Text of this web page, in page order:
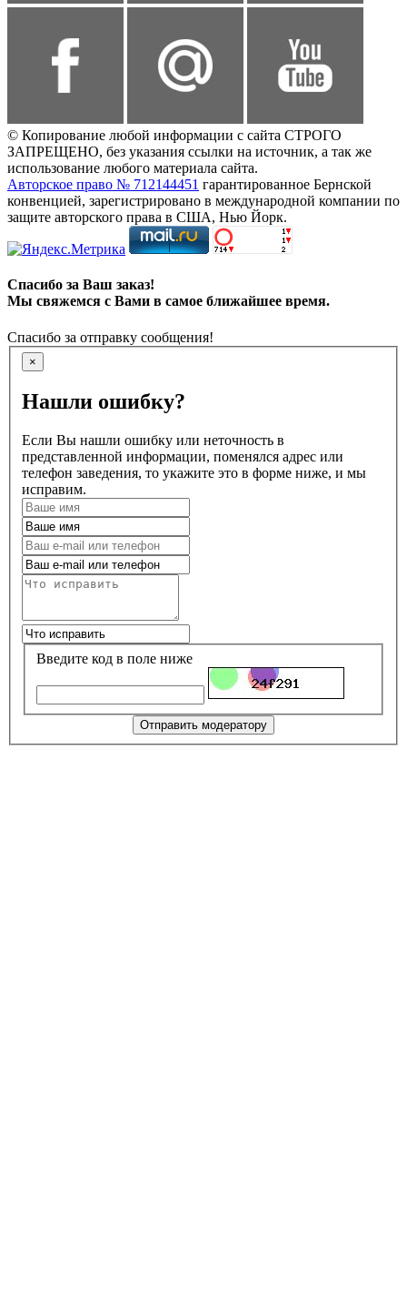
© Копирование любой информации с сайта СТРОГО
ЗАПРЕЩЕНО, без указания ссылки на источник, а так же
использование любого материала сайта.
Авторское право № 712144451 гарантированное Бернской
конвенцией, зарегистрировано в международной компании по
защите авторского права в США, Нью Йорк.
Спасибо за Ваш заказ!
Мы свяжемся с Вами в самое ближайшее время.
Спасибо за отправку сообщения!
×
Нашли ошибку?
Если Вы нашли ошибку или неточность в
представленной информации, поменялся адрес или
телефон заведения, то укажите это в форме ниже, и мы
исправим.
Введите код в поле ниже
Отправить модератору